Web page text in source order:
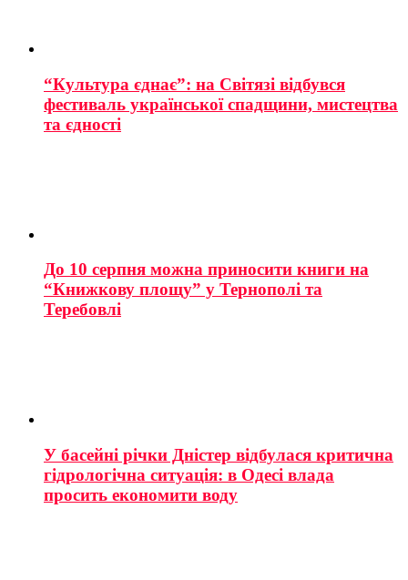
“Культура єднає”: на Світязі відбувся
фестиваль української спадщини, мистецтва
та єдності
До 10 серпня можна приносити книги на
“Книжкову площу” у Тернополі та
Теребовлі
У басейні річки Дністер відбулася критична
гідрологічна ситуація: в Одесі влада
просить економити воду